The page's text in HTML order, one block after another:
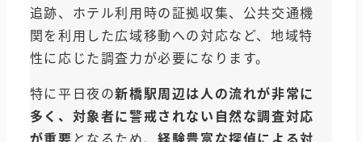
追跡、ホテル利用時の証拠収集、公共交通機
関を利用した広域移動への対応など、地域特
性に応じた調査力が必要になります。
特に平日夜の新橋駅周辺は人の流れが非常に
多く、対象者に警戒されない自然な調査対応
が重要 となるため、経験豊富な探偵による対